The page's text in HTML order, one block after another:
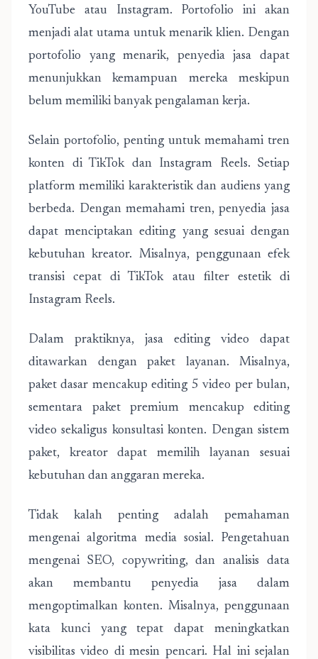
YouTube atau Instagram. Portofolio ini akan
menjadi alat utama untuk menarik klien. Dengan
portofolio yang menarik, penyedia jasa dapat
menunjukkan kemampuan mereka meskipun
belum memiliki banyak pengalaman kerja.
Selain portofolio, penting untuk memahami tren
konten di TikTok dan Instagram Reels. Setiap
platform memiliki karakteristik dan audiens yang
berbeda. Dengan memahami tren, penyedia jasa
dapat menciptakan editing yang sesuai dengan
kebutuhan kreator. Misalnya, penggunaan efek
transisi cepat di TikTok atau filter estetik di
Instagram Reels.
Dalam praktiknya, jasa editing video dapat
ditawarkan dengan paket layanan. Misalnya,
paket dasar mencakup editing 5 video per bulan,
sementara paket premium mencakup editing
video sekaligus konsultasi konten. Dengan sistem
paket, kreator dapat memilih layanan sesuai
kebutuhan dan anggaran mereka.
Tidak kalah penting adalah pemahaman
mengenai algoritma media sosial. Pengetahuan
mengenai SEO, copywriting, dan analisis data
akan membantu penyedia jasa dalam
mengoptimalkan konten. Misalnya, penggunaan
kata kunci yang tepat dapat meningkatkan
visibilitas video di mesin pencari. Hal ini sejalan